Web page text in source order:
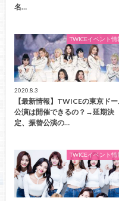
名…
TWICEイベント情
2020.8.3
【最新情報】TWICEの東京ドー
公演は開催できるの？→延期決
定、振替公演の…
TWICEイベント情